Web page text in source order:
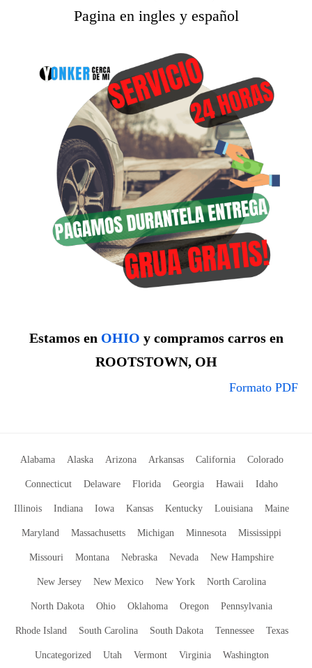
Pagina en ingles y español
Estamos en OHIO y compramos carros en
ROOTSTOWN, OH
Formato PDF
Alabama Alaska Arizona Arkansas California Colorado
Connecticut Delaware Florida Georgia Hawaii Idaho
Illinois Indiana Iowa Kansas Kentucky Louisiana Maine
Maryland Massachusetts Michigan Minnesota Mississippi
Missouri Montana Nebraska Nevada New Hampshire
New Jersey New Mexico New York North Carolina
North Dakota Ohio Oklahoma Oregon Pennsylvania
Rhode Island South Carolina South Dakota Tennessee Texas
Uncategorized Utah Vermont Virginia Washington